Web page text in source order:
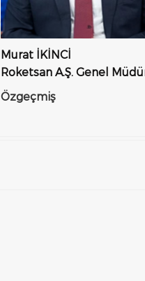
Murat İKİNCİ
Roketsan A.Ş. Genel
Özgeçmiş